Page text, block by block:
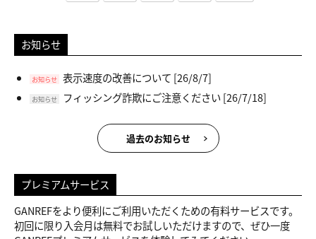
お知らせ
お知らせ 表示速度の改善について [26/8/7]
お知らせ フィッシング詐欺にご注意ください[26/7/18]
過去のお知らせ
プレミアムサービス
GANREFをより便利にご利用いただくための有料サービスです。
初回に限り入会月は無料でお試しいただけますので、ぜひ一度